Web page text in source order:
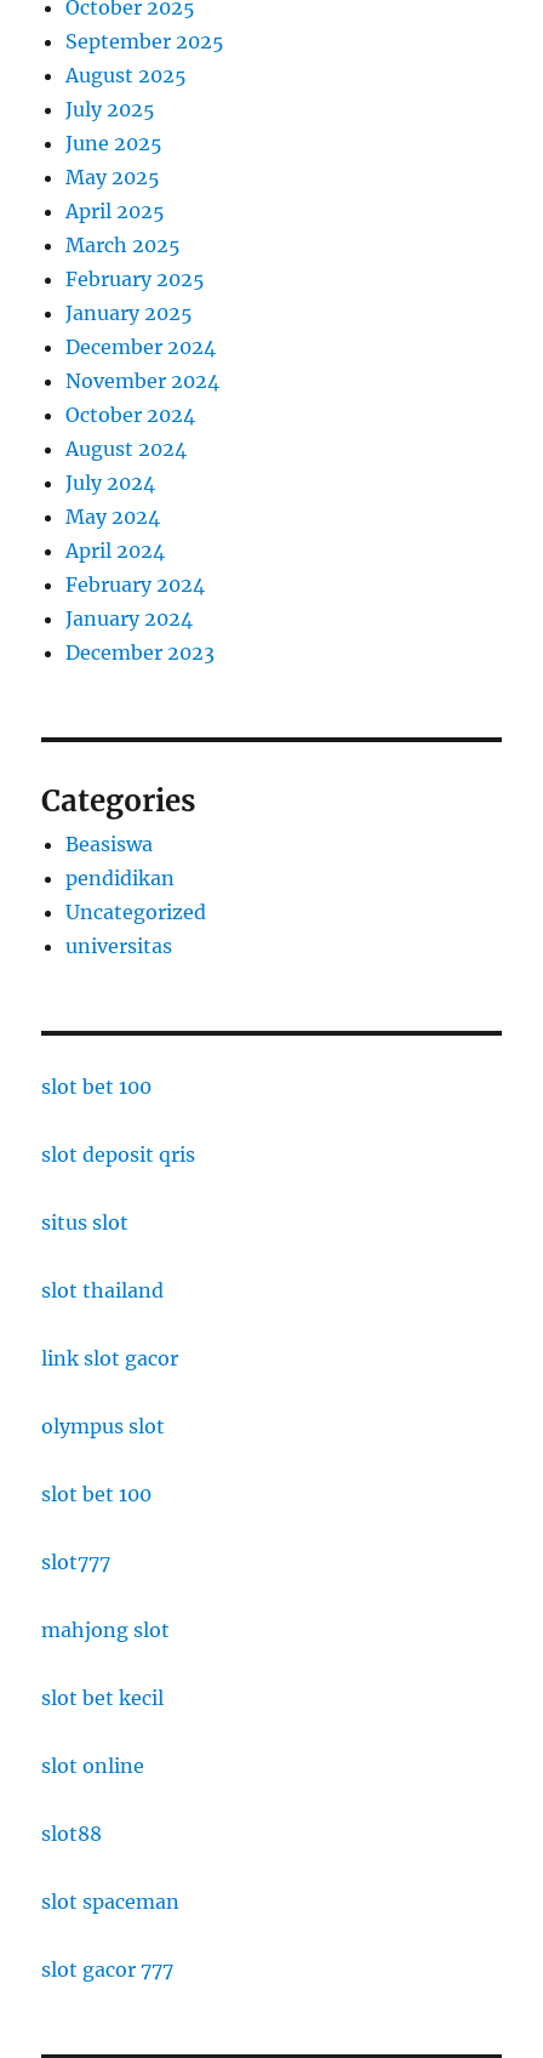
October 2025
September 2025
August 2025
July 2025
June 2025
May 2025
April 2025
March 2025
February 2025
January 2025
December 2024
November 2024
October 2024
August 2024
July 2024
May 2024
April 2024
February 2024
January 2024
December 2023
Categories
Beasiswa
pendidikan
Uncategorized
universitas
slot bet 100
slot deposit qris
situs slot
slot thailand
link slot gacor
olympus slot
slot bet 100
slot777
mahjong slot
slot bet kecil
slot online
slot88
slot spaceman
slot gacor 777